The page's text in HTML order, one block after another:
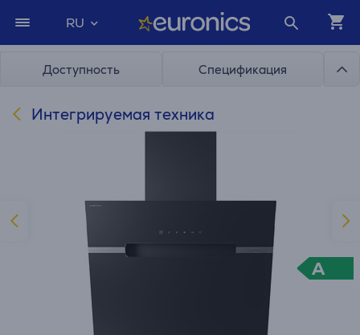
RU
Доступность Спецификация
Интегрируемая техника
A